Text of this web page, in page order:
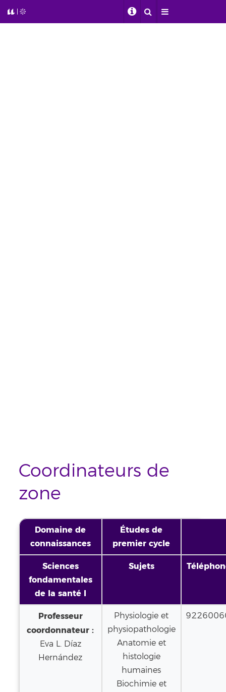
Coordinateurs de
zone
Domaine de
connaissances
Études de
premier cycle
Sciences
fondamentales
de la santé I
Sujets
Professeur
coordonnateur :
Eva L. Díaz
Hernández
Physiologie et
physiopathologie
Anatomie et
histologie
humaines
Biochimie et